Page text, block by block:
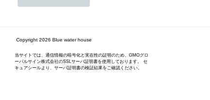
Copyright 2026 Blue water house
当サイトでは、通信情報の暗号化と実在性の証明のため、GMOグロ
ーバルサイン株式会社のSSLサーバ証明書を使用しております。 セ
キュアシールより、サーバ証明書の検証結果をご確認ください。